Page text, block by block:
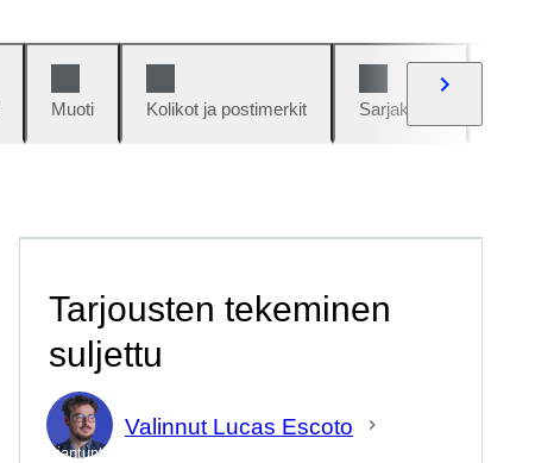
Muoti Kolikot ja postimerkit Sarjakuvat
Tarjousten tekeminen
suljettu
asiantuntija
Valinnut Lucas Escoto